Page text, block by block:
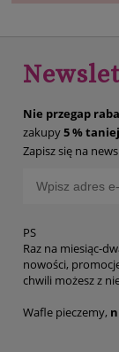
Nie przegap
zakupy5 % taniej
Zapisz się na
PS
Raz na miesiąc-
nowości,
Wafle pieczemy,